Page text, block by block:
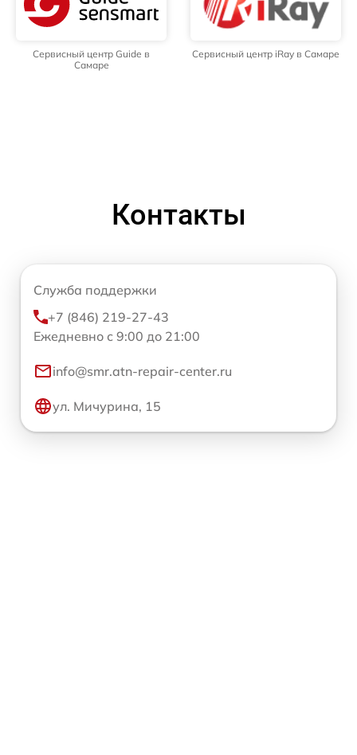
Сервисный центр Guide в
Самаре
Сервисный центр iRay в Самаре
Контакты
Служба поддержки
+7 (846) 219-27-43
Ежедневно с 9:00 до 21:00
info@smr.atn-repair-center.ru
ул. Мичурина, 15